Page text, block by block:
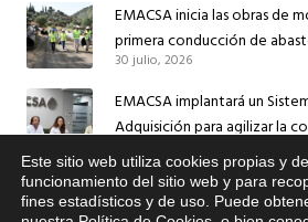
EMACSA inicia las obras de
primera conducción de
el suministro de agua de
30 julio, 2026
EMACSA implantará un
Adquisición para agilizar la
sus redes e instalaciones
EMACSA inicia hoy las obras
abastecimiento y una red
Este sitio web utiliza cookies propias y
funcionamiento del sitio web y para
fines estadísticos y de uso. Puede
Si